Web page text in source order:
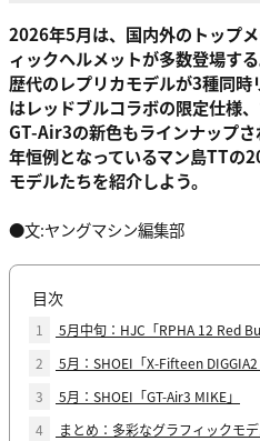
2026年5月は、国内外のトップ
ィックヘルメットが多数登場す
歴代のレプリカモデルが3種同
はレッドブルコラボの限定仕様
GT-Air3の新色もラインナップ
年恒例となっているマン島TTの
モデルたちを紹介しよう。
●文:ヤングマシン編集部
目次
1
5月中旬：HJC「RPHA 12 Red
2
5月：SHOEI「X-Fifteen DIGGIA2
3
5月：SHOEI「GT-Air3 MIKE」
4
まとめ：多彩なグラフィックモ